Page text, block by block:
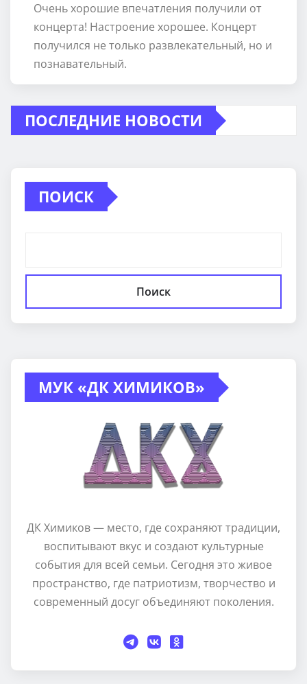
Очень хорошие впечатления получили от
концерта! Настроение хорошее. Концерт
получился не только развлекательный, но и
познавательный.
ПОСЛЕДНИЕ НОВОСТИ
ПОИСК
Поиск
МУК «ДК ХИМИКОВ»
ДК Химиков — место, где сохраняют традиции,
воспитывают вкус и создают культурные
события для всей семьи. Сегодня это живое
пространство, где патриотизм, творчество и
современный досуг объединяют поколения.